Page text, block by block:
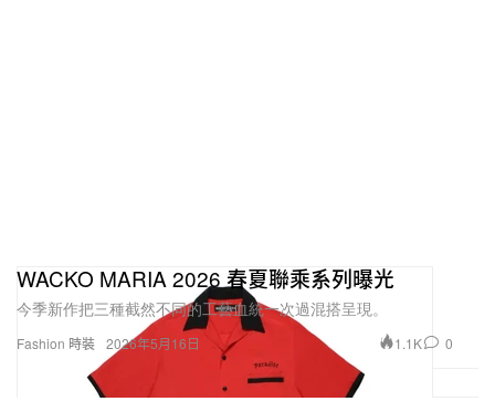
Fashion 時裝
WACKO MARIA 2026 春夏聯乘系列曝光
今季新作把三種截然不同的工藝血統一次過混搭呈現。
2026年5月16日 1.1K 0